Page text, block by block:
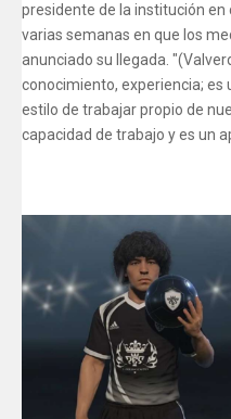
presidente de la institución
varias semanas en que los
anunciado su llegada.
conocimiento, experiencia; es
estilo de trabajar propio de
capacidad de trabajo y es un